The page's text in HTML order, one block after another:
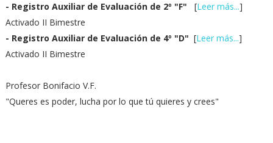
- Registro Auxiliar de Evaluación de 2º "F" [Leer más...]
Activado II Bimestre
- Registro Auxiliar de Evaluación de 4º "D" [Leer más...]
Activado II Bimestre
Profesor Bonifacio V.F.
"Queres es poder, lucha por lo que tú quieres y crees"